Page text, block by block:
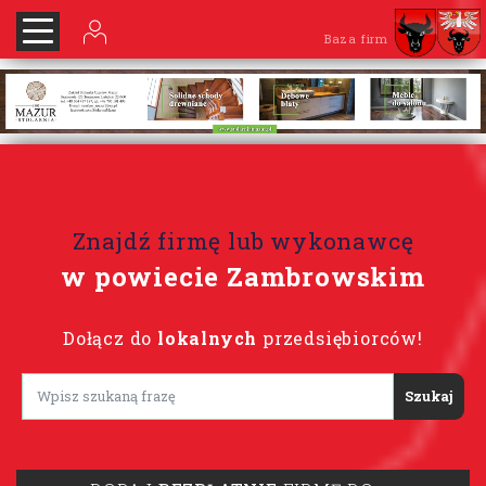
Baza firm
Znajdź firmę lub wykonawcę
w powiecie Zambrowskim
Dołącz do lokalnych przedsiębiorców!